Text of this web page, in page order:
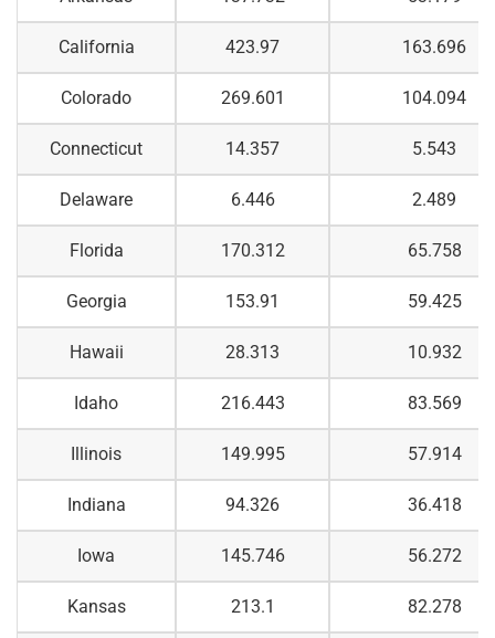
California 423.97 163.696
Colorado 269.601 104.094
Connecticut 14.357 5.543
Delaware 6.446 2.489
Florida 170.312 65.758
Georgia 153.91 59.425
Hawaii 28.313 10.932
Idaho 216.443 83.569
Illinois 149.995 57.914
Indiana 94.326 36.418
Iowa 145.746 56.272
Kansas 213.1 82.278